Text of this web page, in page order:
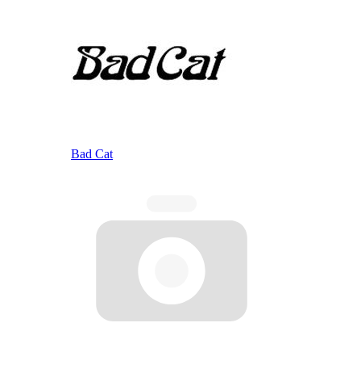
Bad Cat